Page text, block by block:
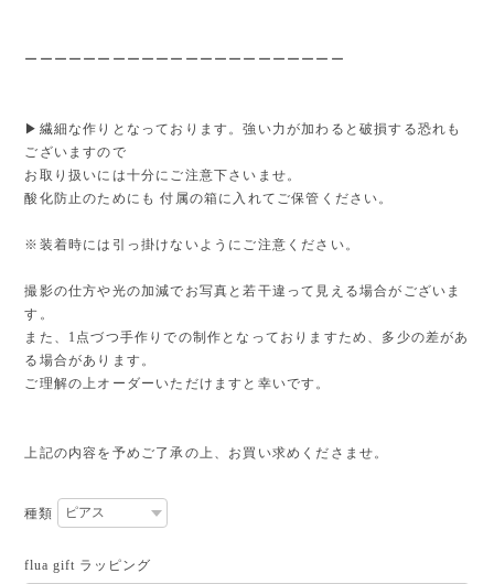
ーーーーーーーーーーーーーーーーーーーーーー
▶︎繊細な作りとなっております。強い力が加わると破損する恐れも
ございますので
お取り扱いには十分にご注意下さいませ。
酸化防止のためにも 付属の箱に入れてご保管ください。
※装着時には引っ掛けないようにご注意ください。
撮影の仕方や光の加減でお写真と若干違って見える場合がございま
す。
また、1点づつ手作りでの制作となっておりますため、多少の差があ
る場合があります。
ご理解の上オーダーいただけますと幸いです。
上記の内容を予めご了承の上、お買い求めくださませ。
種類
flua gift ラッピング